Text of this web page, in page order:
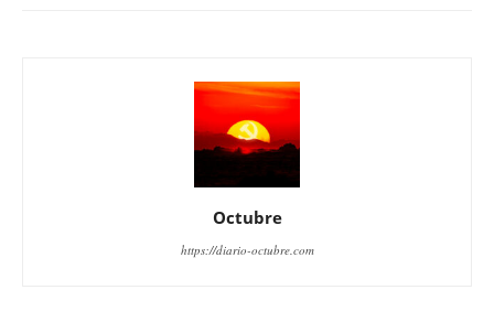
Octubre
https://diario-octubre.com